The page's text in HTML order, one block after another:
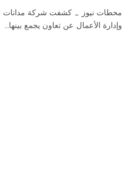
محطات نيوز _ كشفت شركة مدانات ميديا برودكشن للإنتاج
وإدارة الأعمال عن تعاون يجمع بينها...